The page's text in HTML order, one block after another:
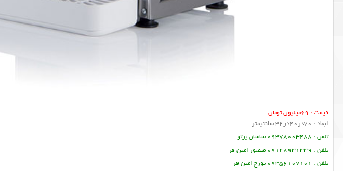
قیمت : 69میلیون تومان
ابعاد : 70در40در32 سانتیمتر
تلفن : 09378003488 ساسان پرتو
تلفن : 09128931339 منصور امین فر
تلفن : 09356107101 تورج امین فر